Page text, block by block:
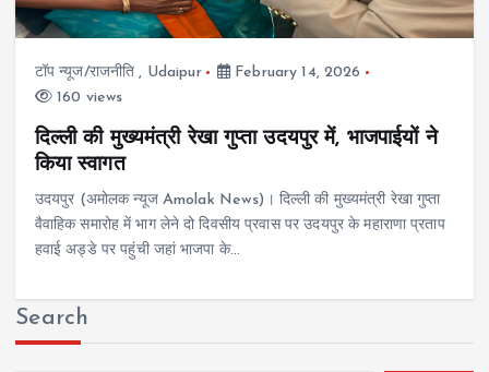
टॉप न्यूज/राजनीति , Udaipur
February 14, 2026
160 views
दिल्ली की मुख्यमंत्री रेखा गुप्ता उदयपुर में, भाजपाईयों ने
किया स्वागत
उदयपुर (अमोलक न्यूज Amolak News)। दिल्ली की मुख्यमंत्री रेखा गुप्ता
वैवाहिक समारोह में भाग लेने दो दिवसीय प्रवास पर उदयपुर के महाराणा प्रताप
हवाई अड्डे पर पहुंची जहां भाजपा के…
Search